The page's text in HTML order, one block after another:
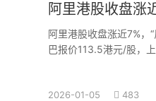
阿里港股收盘涨
阿里港股收盘涨近7%，
巴报价113.5港元/股，
2026-01-05 483